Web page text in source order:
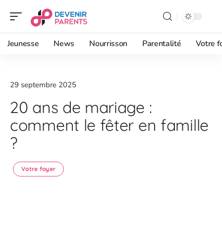
Jeunesse News Nourrisson Parentalité Votre
29 septembre 2025
20 ans de mariage :
comment le fêter en famille
?
Votre foyer